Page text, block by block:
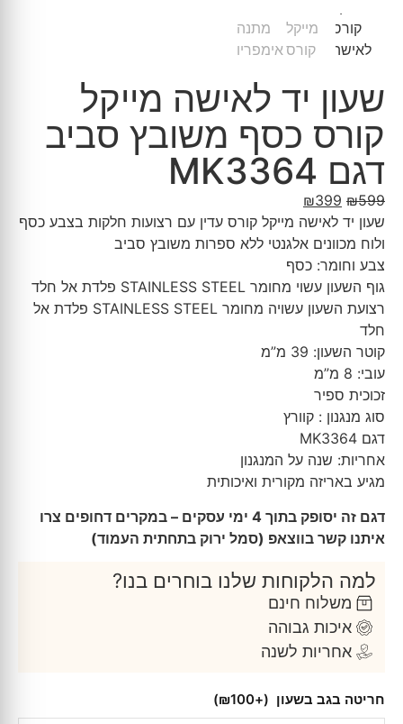
שעון יד לאישה מייקל
קורס כסף משובץ סביב
דגם MK3364
₪599
₪399
שעון יד לאישה מייקל קורס עדין עם רצועות חלקות בצבע כסף
ולוח מכוונים אלגנטי ללא ספרות משובץ סביב
צבע וחומר: כסף
גוף השעון עשוי מחומר STAINLESS STEEL פלדת אל חלד
רצועת השעון עשויה מחומר STAINLESS STEEL פלדת אל
חלד
קוטר השעון: 39 מ”מ
עובי: 8 מ”מ
זכוכית ספיר
סוג מנגנון : קוורץ
דגם MK3364
אחריות: שנה על המנגנון
מגיע באריזה מקורית ואיכותית
דגם זה יסופק בתוך 4 ימי עסקים – במקרים דחופים צרו
איתנו קשר בווצאפ (סמל ירוק בתחתית העמוד)
למה הלקוחות שלנו בוחרים בנו?
משלוח חינם
איכות גבוהה
אחריות לשנה
חריטה בגב בשעון (+₪100)